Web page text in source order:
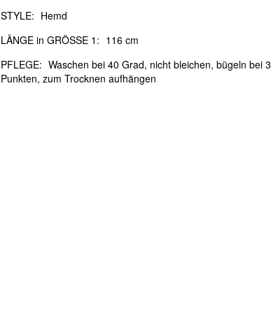
STYLE: Hemd
LÄNGE in GRÖSSE 1: 116 cm
PFLEGE: Waschen bei 40 Grad, nicht bleichen, bügeln bei 3
Punkten, zum Trocknen aufhängen